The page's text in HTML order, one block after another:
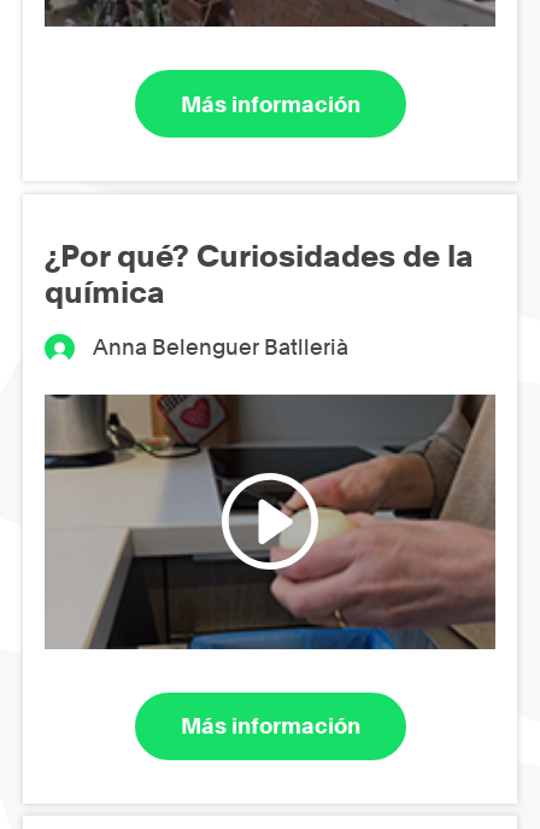
Más información
¿Por qué? Curiosidades de la
química
Anna Belenguer Batllerià
Más información